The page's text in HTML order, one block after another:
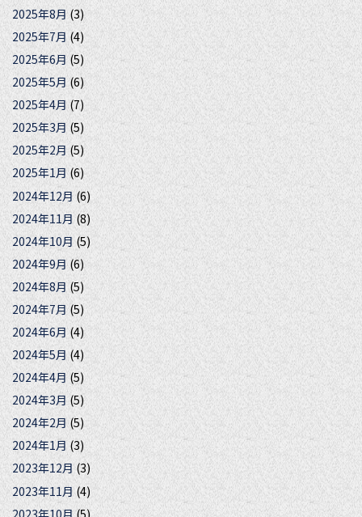
2025年8月(3)
2025年7月 (4)
2025年6月(5)
2025年5月 (6)
2025年4月 (7)
2025年3月 (5)
2025年2月(5)
2025年1月(6)
2024年12月 (6)
2024年11月(8)
2024年10月 (5)
2024年9月(6)
2024年8月 (5)
2024年7月(5)
2024年6月(4)
2024年5月 (4)
2024年4月(5)
2024年3月(5)
2024年2月(5)
2024年1月(3)
2023年12月(3)
2023年11月 (4)
2023年10月 (5)